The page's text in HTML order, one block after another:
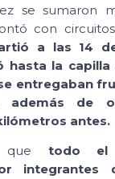
se sumaron
con
a las 14
hasta la capilla
entregaban
además de
antes.
que todo el
integrantes